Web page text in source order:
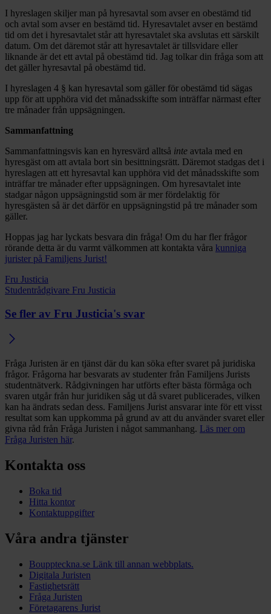
I hyreslagen skiljer man på hyresavtal som avser en obestämd tid
och avtal som avser en bestämd tid. Hyresavtalet avser en bestämd
tid om det i hyresavtalet står att hyresavtalet ska avslutas ett särskilt
datum. Om det däremot står att hyresavtalet är tillsvidare eller
liknande är det ett avtal på obestämd tid. Jag tolkar din fråga som att
det gäller hyresavtal på obestämd tid.
I hyreslagen 4 § kan hyresavtal som gäller för obestämd tid sägas
upp för att upphöra vid det månadsskifte som inträffar närmast efter
tre månader från uppsägningen.
Sammanfattning
Sammanfattningsvis kan en hyresvärd alltså inte avtala med en
hyresgäst om att avtala bort sin besittningsrätt. Däremot stadgas det i
hyreslagen att ett hyresavtal kan upphöra vid det månadsskifte som
inträffar tre månader efter uppsägningen. Om hyresavtalet inte
stadgar någon uppsägningstid som är mer fördelaktig för
hyresgästen så är det därför en uppsägningstid på tre månader som
gäller.
Hoppas jag har lyckats besvara din fråga! Om du har fler frågor
rörande detta är du varmt välkommen att kontakta våra kunniga
jurister på Familjens Jurist!
Fru Justicia
Studentrådgivare Fru Justicia
Se fler av Fru Justicia's svar
Fråga Juristen är en tjänst där du kan söka efter svaret på juridiska
frågor. Frågorna har besvarats av studenter från Familjens Jurists
studentnätverk. Rådgivningen har utförts efter bästa förmåga och
svaren utgår från hur juridiken såg ut då svaret publicerades, vilken
kan ha ändrats sedan dess. Familjens Jurist ansvarar inte för ett visst
resultat som kan uppkomma på grund av att du använder svaret eller
givna råd från Fråga Juristen i något sammanhang. Läs mer om
Fråga Juristen här.
Kontakta oss
Boka tid
Hitta kontor
Kontaktuppgifter
Våra andra tjänster
Bouppteckna.se Länk till annan webbplats.
Digitala Juristen
Fastighetsrätt
Fråga Juristen
Företagarens Jurist